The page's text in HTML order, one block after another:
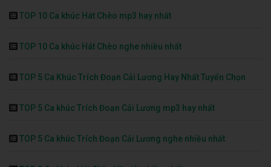
TOP 10 Ca khúc Hát Chèo mp3 hay nhất
TOP 10 Ca khúc Hát Chèo nghe nhiều nhất
TOP 5 Ca Khúc Trích Đoạn Cải Lương Hay Nhất Tuyển Chọn
TOP 5 Ca khúc Trích Đoạn Cải Lương mp3 hay nhất
TOP 5 Ca khúc Trích Đoạn Cải Lương nghe nhiều nhất